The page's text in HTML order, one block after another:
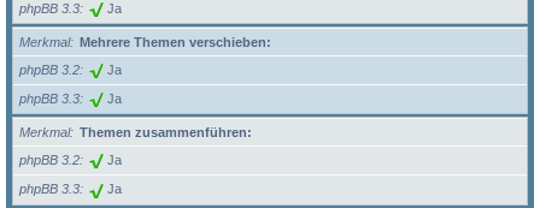
phpBB 3.3 Ja
Merkmal
Mehrere Themen verschieben:
phpBB 3.2
Ja
phpBB 3.3 Ja
Merkmal
Themen zusammenführen:
phpBB 3.2
Ja
phpBB 3.3 Ja